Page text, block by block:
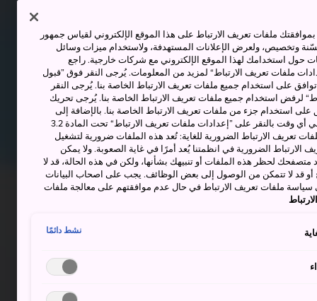
ملفات تعريف الارتباط على هذا الموقع الإلكتروني لقياس جمهور
وتخصيص، ولعرض الإعلانات المستهدفة، ولاستخدام ميزات وسائل
حول استخدامك لهذا الموقع الإلكتروني مع شركات خارجية. راجع
ملفات تعريف الارتباط“ لمزيد من المعلومات. يُرجى النقر فوق ”قبول
على استخدام جميع ملفات تعريف الارتباط الخاصة بنا. يُرجى النقر
لرفض استخدام جميع ملفات تعريف الارتباط الخاصة بنا. يُرجى تحريك
على استخدام جزء من ملفات تعريف الارتباط الخاصة بنا. بالإضافة إلى
ذلك، يمكنك تغيير موافقتك أو سحبها في أي وقت بالنقر على ”إعدادات ملفات تعريف الارتباط“ تحت المادة 3.2
تعريف الارتباط الضرورية للغاية: تُعد هذه الملفات ضرورية لتشغيل
الارتباط الضرورية في انظمتنا يُعد أمرًا في غاية الصعوبة. ولا يمكن
متصفحك لحظر هذه الملفات أو تنبيهك بشأنها، ولكن في هذه الحالة، قد لا
قد لا تتمكن من الوصول إلى بعض الوظائف. يجب على اصحاب البيانات
سياسة ملفات تعريف الارتباط في حال عدم موافقتهم على معالجة ملفات
نشط دائمًا